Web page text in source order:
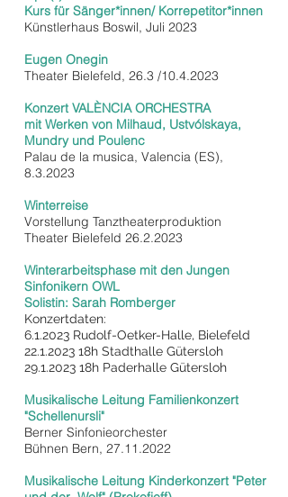
Kurs für Sänger*innen/ Korrepetitor*innen
Künstlerhaus Boswil, Juli 2023
Eugen Onegin
Theater Bielefeld, 26.3 /10.4.2023
Konzert VALÈNCIA ORCHESTRA
mit Werken von Milhaud, Ustvólskaya,
Mundry und Poulenc
Palau de la musica, Valencia (ES),
8.3.2023
Winterreise
Vorstellung Tanztheaterproduktion
Theater Bielefeld 26.2.2023
Winterarbeitsphase mit den Jungen
Sinfonikern OWL
Solistin: Sarah Romberger
Konzertdaten:
6.1.2023 Rudolf-Oetker-Halle, Bielefeld
22.1.2023 18h Stadthalle Gütersloh
29.1.2023 18h Paderhalle Gütersloh
Musikalische Leitung Familienkonzert
"Schellenursli"
Berner Sinfonieorchester
Bühnen Bern, 27.11.2022
Musikalische Leitung Kinderkonzert "Peter